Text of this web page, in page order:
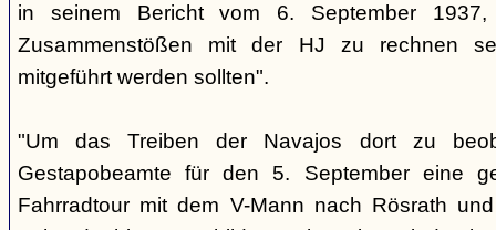
in seinem Bericht vom 6. September
Zusammenstößen mit der HJ zu rechnen
mitgeführt werden sollten".
"Um das Treiben der Navajos dort zu
Gestapobeamte für den 5. September eine
Fahrradtour mit dem V-Mann nach Rösrath